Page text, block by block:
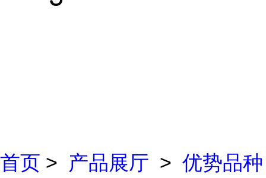
首页 > 产品展厅 > 优势品种